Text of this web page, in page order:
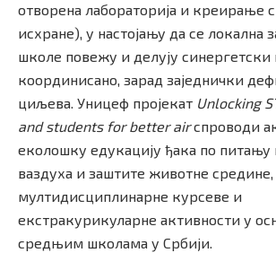
отворена лабораторија и креирање
исхране), у настојању да се локална
школе повежу и делују синергетски
координисано, зарад заједнички
циљева. Уницеф пројекат Unlocking
and students for better airспроводи
еколошку едукацију ђака по питању
ваздуха и заштите животне
мултидисциплинарне курсеве и
екстракурикуларне активности у
средњим школама у Србији.